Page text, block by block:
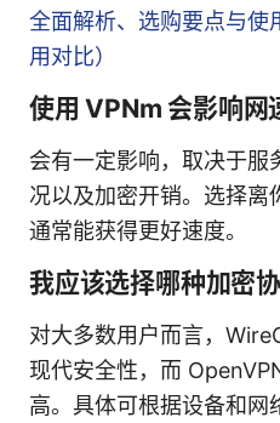
全面解析、选购要点与使
用对比）
使用 VPNm 会影响网
会有一定影响，取决于服
况以及加密开销。选择离
通常能获得更好速度。
我应该选择哪种加密协
对大多数用户而言，
现代安全性，而
高。具体可根据设备和网